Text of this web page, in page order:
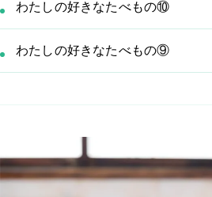
わたしの好きなたべもの⑩
わたしの好きなたべもの⑨